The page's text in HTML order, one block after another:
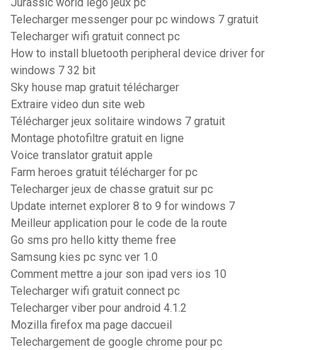
Jurassic world lego jeux pc
Telecharger messenger pour pc windows 7 gratuit
Telecharger wifi gratuit connect pc
How to install bluetooth peripheral device driver for
windows 7 32 bit
Sky house map gratuit télécharger
Extraire video dun site web
Télécharger jeux solitaire windows 7 gratuit
Montage photofiltre gratuit en ligne
Voice translator gratuit apple
Farm heroes gratuit télécharger for pc
Telecharger jeux de chasse gratuit sur pc
Update internet explorer 8 to 9 for windows 7
Meilleur application pour le code de la route
Go sms pro hello kitty theme free
Samsung kies pc sync ver 1.0
Comment mettre a jour son ipad vers ios 10
Telecharger wifi gratuit connect pc
Telecharger viber pour android 4.1.2
Mozilla firefox ma page daccueil
Telechargement de google chrome pour pc